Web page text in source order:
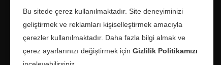
Bu sitede çerez kullanılmaktadır. Site deneyiminizi
geliştirmek ve reklamları kişiselleştirmek amacıyla
çerezler kullanılmaktadır. Daha fazla bilgi almak ve
çerez ayarlarınızı değiştirmek için Gizlilik Politikamızı